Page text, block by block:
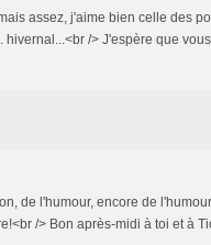
assez, j'aime bien celle des
/> J'espère que
de l'humour, encore de
/> Bon après-midi à toi et à